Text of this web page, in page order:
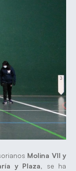
Molina VII y
y Plaza, se ha